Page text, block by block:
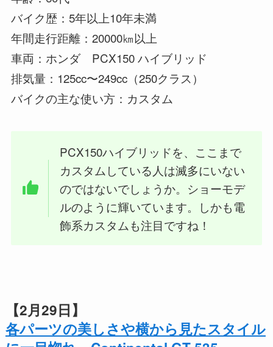
バイク歴：5年以上10年未満
年間走行距離：20000㎞以上
車両：ホンダ PCX150 ハイブリッド
排気量：125cc〜249cc（250クラス）
バイクの主な使い方：カスタム
PCX150ハイブリッドを、ここまで
カスタムしている人は滅多にいない
のではないでしょうか。ショーモデ
ルのように輝いています。しかも電
飾系カスタムも注目ですね！
【2月29日】
各パーツの美しさや横から見たスタイル